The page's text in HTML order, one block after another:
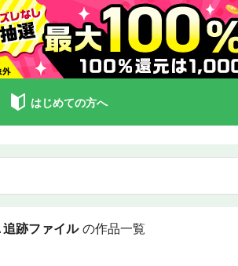
はじめての方へ
跡ファイル の作品一覧